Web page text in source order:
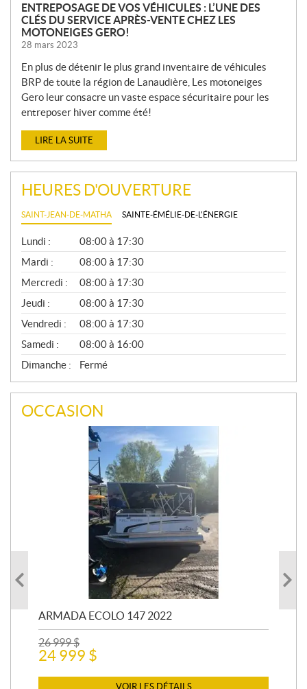
ENTREPOSAGE DE VOS VÉHICULES : L’UNE DES
CLÉS DU SERVICE APRÈS-VENTE CHEZ LES
MOTONEIGES GERO!
28 mars 2023
En plus de détenir le plus grand inventaire de véhicules
BRP de toute la région de Lanaudière, Les motoneiges
Gero leur consacre un vaste espace sécuritaire pour les
entreposer hiver comme été!
LIRE LA SUITE
HEURES D'OUVERTURE
SAINT-JEAN-DE-MATHA SAINTE-ÉMÉLIE-DE-L'ÉNERGIE
G
É
N
É
R
A
L
Lundi :
08:00 à 17:30
Mardi :
08:00 à 17:30
Mercredi :
08:00 à 17:30
Jeudi :
08:00 à 17:30
Vendredi :
08:00 à 17:30
Samedi :
08:00 à 16:00
Dimanche :
Fermé
OCCASION
ARMADA ECOLO 147 2022
26 999$
24 999 $
VOIR LES DÉTAILS